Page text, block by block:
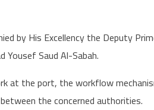
by His Excellency the Deputy
Saud Al-Sabah.
at the port, the workflow
the concerned authorities.